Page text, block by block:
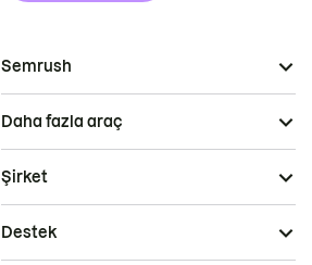
Semrush
Daha fazla araç
Şirket
Destek